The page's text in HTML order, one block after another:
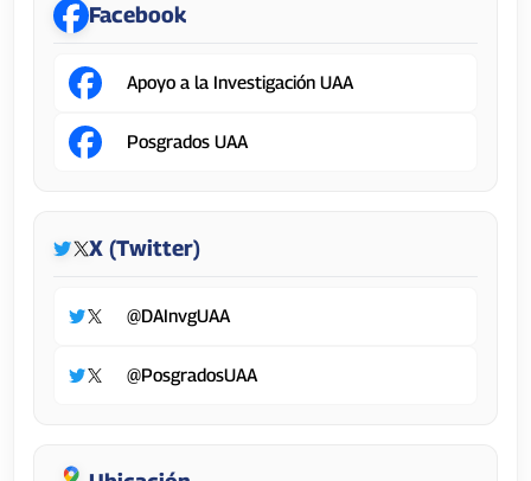
Facebook
Apoyo a la Investigación UAA
Posgrados UAA
X (Twitter)
@DAInvgUAA
@PosgradosUAA